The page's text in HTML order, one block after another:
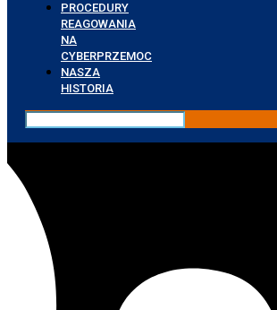
PROCEDURY
REAGOWANIA
NA
CYBERPRZEMOC
NASZA
HISTORIA